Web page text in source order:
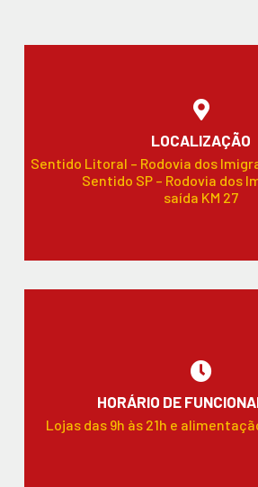
LOCALIZAÇÃO
Sentido Litoral – Rodovia dos
Sentido SP – Rodovia dos
saída KM 27
HORÁRIO DE
Lojas das 9h às 21h e